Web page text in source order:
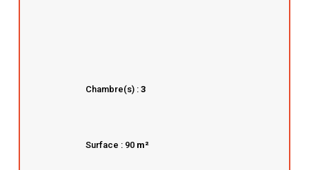
Chambre(s) :3
Surface : 90 m²